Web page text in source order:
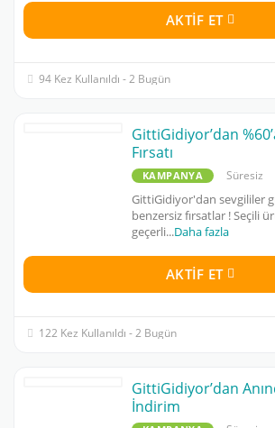
AKTIF ET
94 Kez Kullanıldı - 2 Bugün
GittiGidiyor’dan
Fırsatı
KAMPANYA Süresiz
GittiGidiyor'dan sevgililer
benzersiz fırsatlar ! Seçili
geçerli...Daha fazla
AKTIF ET
122 Kez Kullanıldı - 2 Bugün
GittiGidiyor’dan
İndirim